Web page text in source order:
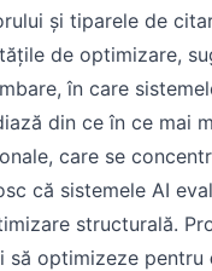
și tiparele de
de optimizare,
în care
din ce în ce mai
care se
că sistemele AI
structurală.
să optimizeze pentru